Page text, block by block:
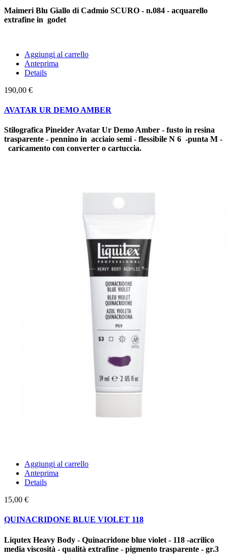
Maimeri Blu Giallo di Cadmio SCURO - n.084 - acquarello
extrafine in godet
Aggiungi al carrello
Anteprima
Details
190,00 €
AVATAR UR DEMO AMBER
Stilografica Pineider Avatar Ur Demo Amber - fusto in resina
trasparente - pennino in acciaio semi - flessibile N 6 -punta M -
caricamento con converter o cartuccia.
Aggiungi al carrello
Anteprima
Details
15,00 €
QUINACRIDONE BLUE VIOLET 118
Liqutex Heavy Body - Quinacridone blue violet - 118 -acrilico
media viscosità - qualità extrafine - pigmento trasparente - gr.3